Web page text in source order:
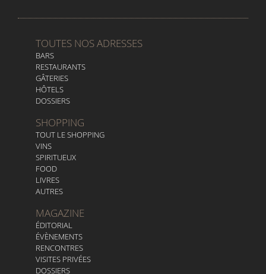
TOUTES NOS ADRESSES
BARS
RESTAURANTS
GÂTERIES
HÔTELS
DOSSIERS
SHOPPING
TOUT LE SHOPPING
VINS
SPIRITUEUX
FOOD
LIVRES
AUTRES
MAGAZINE
ÉDITORIAL
ÉVÈNEMENTS
RENCONTRES
VISITES PRIVÉES
DOSSIERS